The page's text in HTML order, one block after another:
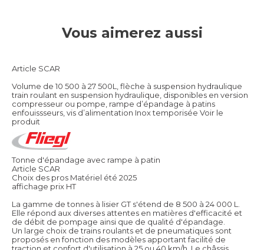
Vous aimerez aussi
Article SCAR
Volume de 10 500 à 27 500L, flèche à suspension hydraulique
train roulant en suspension hydraulique, disponibles en version
compresseur ou pompe, rampe d’épandage à patins
enfouissseurs, vis d’alimentation Inox temporisée Voir le
produit
Tonne d'épandage avec rampe à patin
Article SCAR
Choix des pros Matériel été 2025
affichage prix HT
La gamme de tonnes à lisier GT s'étend de 8 500 à 24 000 L.
Elle répond aux diverses attentes en matières d'efficacité et
de débit de pompage ainsi que de qualité d'épandage.
Un large choix de trains roulants et de pneumatiques sont
proposés en fonction des modèles apportant facilité de
traction et confort d'utilisation à 25 ou 40 km/h. Le châssis